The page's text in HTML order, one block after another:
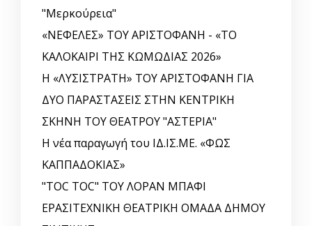
"Μερκούρεια"
«ΝΕΦΕΛΕΣ» ΤΟΥ ΑΡΙΣΤΟΦΑΝΗ - «ΤΟ
ΚΑΛΟΚΑΙΡΙ ΤΗΣ ΚΩΜΩΔΙΑΣ 2026»
Η «ΛΥΣΙΣΤΡΑΤΗ» ΤΟΥ ΑΡΙΣΤΟΦΑΝΗ ΓΙΑ
ΔΥΟ ΠΑΡΑΣΤΑΣΕΙΣ ΣΤΗΝ ΚΕΝΤΡΙΚΗ
ΣΚΗΝΗ ΤΟΥ ΘΕΑΤΡΟΥ "ΑΣΤΕΡΙΑ"
Η νέα παραγωγή του ΙΔ.ΙΣ.ΜΕ. «ΦΩΣ
ΚΑΠΠΑΔΟΚΙΑΣ»
"TOC TOC" ΤΟΥ ΛΟΡΑΝ ΜΠΑΦΙ
ΕΡΑΣΙΤΕΧΝΙΚΗ ΘΕΑΤΡΙΚΗ ΟΜΑΔΑ ΔΗΜΟΥ